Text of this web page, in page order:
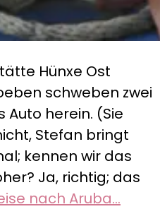
Hünxe Ost
schweben zwei
Auto herein. (Sie
Stefan bringt
kennen wir das
Ja, richtig; das
nach Aruba…